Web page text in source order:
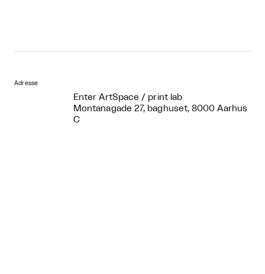
Adresse
Enter ArtSpace / print lab
Montanagade 27, baghuset, 8000 Aarhus
C